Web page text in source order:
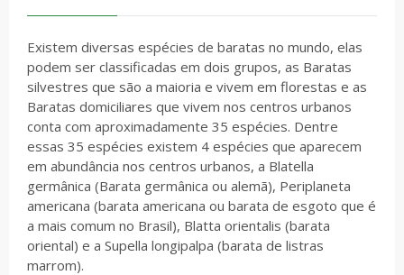
Existem diversas espécies de baratas no mundo, elas
podem ser classificadas em dois grupos, as Baratas
silvestres que são a maioria e vivem em florestas e as
Baratas domiciliares que vivem nos centros urbanos
conta com aproximadamente 35 espécies. Dentre
essas 35 espécies existem 4 espécies que aparecem
em abundância nos centros urbanos, a Blatella
germânica (Barata germânica ou alemã), Periplaneta
americana (barata americana ou barata de esgoto que é
a mais comum no Brasil), Blatta orientalis (barata
oriental) e a Supella longipalpa (barata de listras
marrom).